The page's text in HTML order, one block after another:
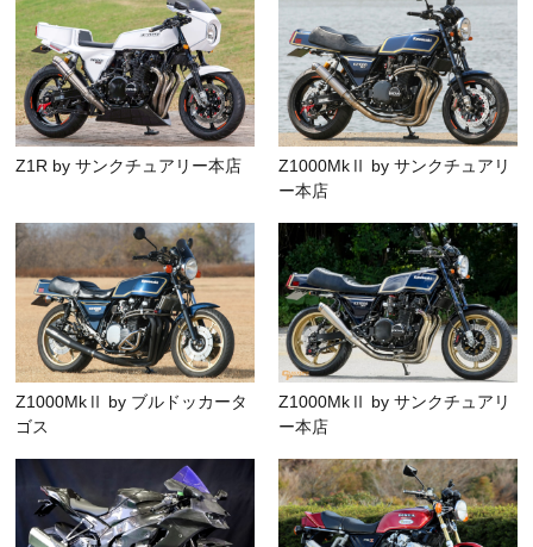
Z1R by サンクチュアリー本店
Z1000MkⅡ by サンクチュアリ
ー本店
Z1000MkⅡ by ブルドッカータ
ゴス
Z1000MkⅡ by サンクチュアリ
ー本店